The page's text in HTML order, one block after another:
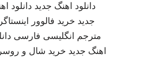
دانلود اهنگ جدید دانلود
جدید خرید فالوور
مترجم انگلیسی فارسی
اهنگ جدید خرید شال و